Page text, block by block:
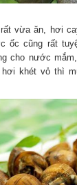
vừa ăn, hơi
ốc cũng rất
cho nước
khét vỏ thì